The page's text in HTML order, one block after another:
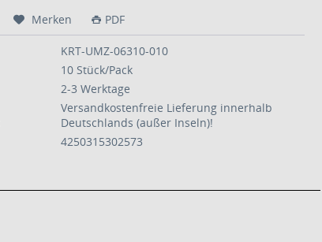
Merken PDF
KRT-UMZ-06310-010
10 Stück/Pack
2-3 Werktage
Versandkostenfreie Lieferung innerhalb
Deutschlands (außer Inseln)!
4250315302573